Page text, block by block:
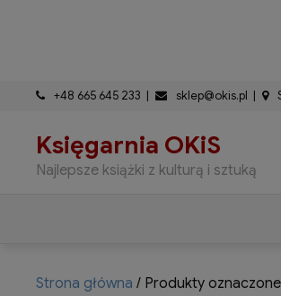
+48 665 645 233 sklep@okis.pl
Księgarnia OKiS
Najlepsze książki z kulturą i sztuką
Strona główna / Produkty